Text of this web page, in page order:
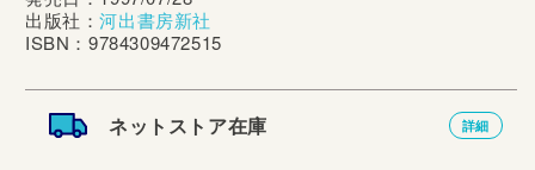
出版社：河出書房新社
ISBN：9784309472515
ネットストア在庫 詳細